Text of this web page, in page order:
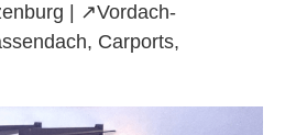
| ↗️Vordach-
Carports,